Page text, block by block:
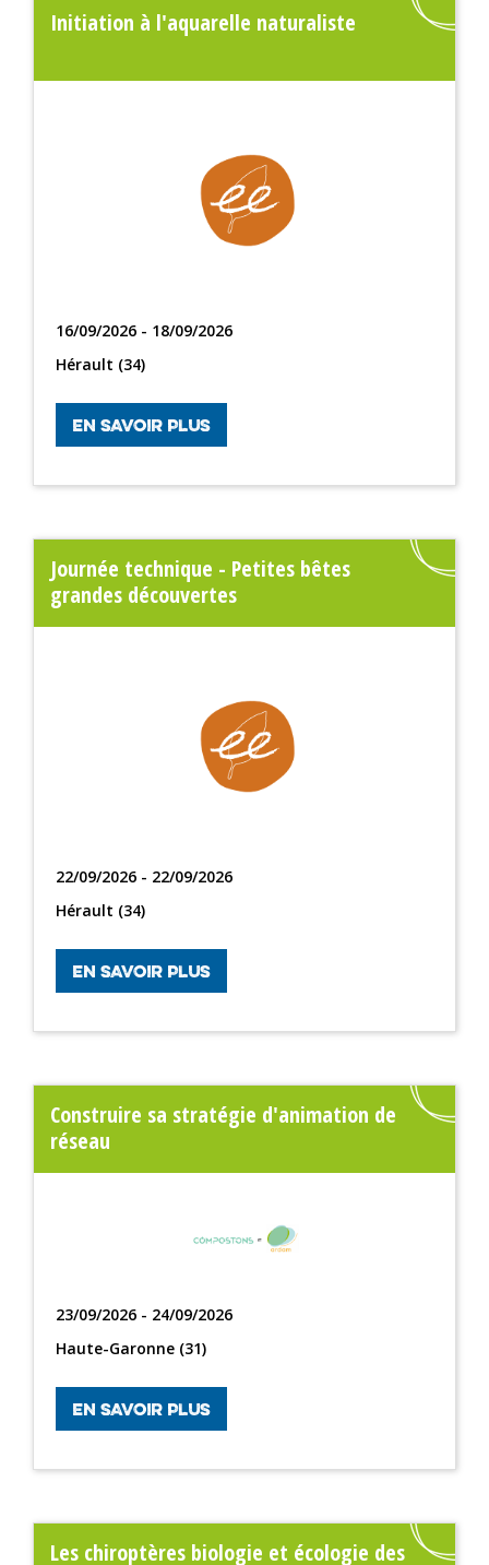
Initiation à l'aquarelle naturaliste
16/09/2026 - 18/09/2026
Hérault (34)
EN SAVOIR PLUS
Journée technique - Petites bêtes
grandes découvertes
22/09/2026 - 22/09/2026
Hérault (34)
EN SAVOIR PLUS
Construire sa stratégie d'animation de
réseau
23/09/2026 - 24/09/2026
Haute-Garonne (31)
EN SAVOIR PLUS
Les chiroptères biologie et écologie des